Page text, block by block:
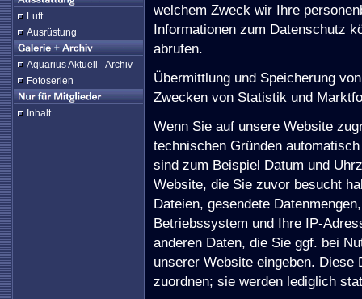
Luft
Ausrüstung
Aquarius Aktuell - Archiv
Fotoserien
Inhalt
welchem Zweck wir Ihre
Informationen zum Datenschutz
abrufen.
Übermittlung und Speicherung
Zwecken von Statistik und
Wenn Sie auf unsere Website
technischen Gründen
sind zum Beispiel Datum und
Website, die Sie zuvor besucht
Dateien, gesendete
Betriebssystem und Ihre IP-
anderen Daten, die Sie ggf. bei
unserer Website eingeben.
zuordnen; sie werden lediglich